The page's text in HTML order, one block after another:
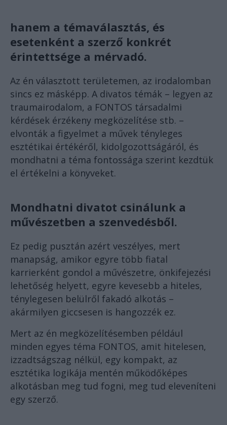
hanem a témaválasztás, és
esetenként a szerző konkrét
érintettsége a mérvadó.
Az én választott területemen, az irodalomban
sincs ez másképp. A divatos témák – legyen az
traumairodalom, a FONTOS társadalmi
kérdések érzékeny megközelítése stb. –
elvonták a figyelmet a művek tényleges
esztétikai értékéről, kidolgozottságáról, és
mondhatni a téma fontossága szerint kezdtük
el értékelni a könyveket.
Mondhatni divatot csinálunk a
művészetben a szenvedésből.
Ez pedig pusztán azért veszélyes, mert
manapság, amikor egyre több fiatal
karrierként gondol a művészetre, önkifejezési
lehetőség helyett, egyre kevesebb a hiteles,
ténylegesen belülről fakadó alkotás –
akármilyen giccsesen is hangozzék ez.
Mert az én megközelítésemben például
minden egyes téma FONTOS, amit hitelesen,
izzadtságszag nélkül, egy kompakt, az
esztétika logikája mentén működőképes
alkotásban meg tud fogni, meg tud eleveníteni
egy szerző.